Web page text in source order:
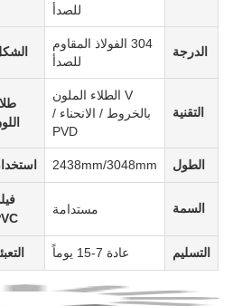
للصدأ
الدرجة
304 الفولاذ المقاوم
للصدأ
التقنية
V الطلاء الملون
بالخروط / الانحناء /
PVD
الطول 2438mm/3048mm
السمة مستدامة
التسليم عادة 7-15 يوماً